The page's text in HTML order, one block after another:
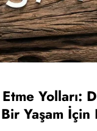
Yolları:
Yaşam İçin